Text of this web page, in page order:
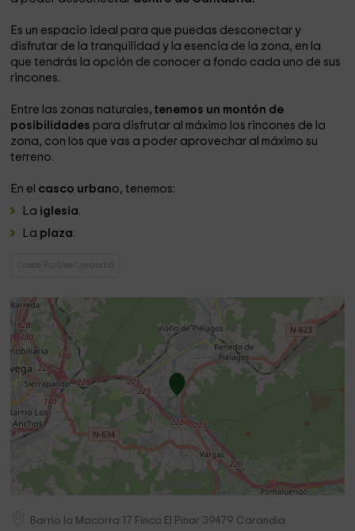
Es un espacio ideal para que puedas desconectar y
disfrutar de la tranquilidad y la esencia de la zona, en la
que tendrás la opción de conocer a fondo cada uno de sus
rincones.
Entre las zonas naturales, tenemos un montón de
posibilidades para disfrutar al máximo los rincones de la
zona, con los que vas a poder aprovechar al máximo su
terreno.
En el casco urbano, tenemos:
La iglesia.
La plaza.
Casas Rurales Carandia
Barrio la Macorra 17 Finca El Pinar 39479 Carandia